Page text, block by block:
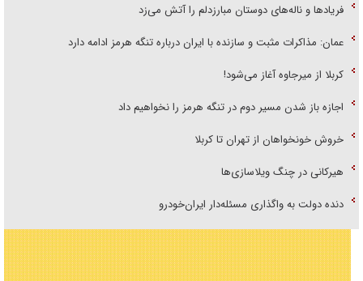
فریاد‌ها و ناله‌های دوستان مبارزدلم را آتش می‌زد
عمان: مذاکرات مثبت و سازنده با ایران درباره تنگه هرمز ادامه دارد
کربلا از میرجاوه آغاز می‌شود!
اجازه باز شدن مسیر دوم در تنگه هرمز را نخواهیم داد
خروش خونخواهان از تهران تا کربلا
هیرکانی در چنگ ویلاسازی‌ها
دنده دولت به واگذاری مسئله‌دار ایران‌خودرو